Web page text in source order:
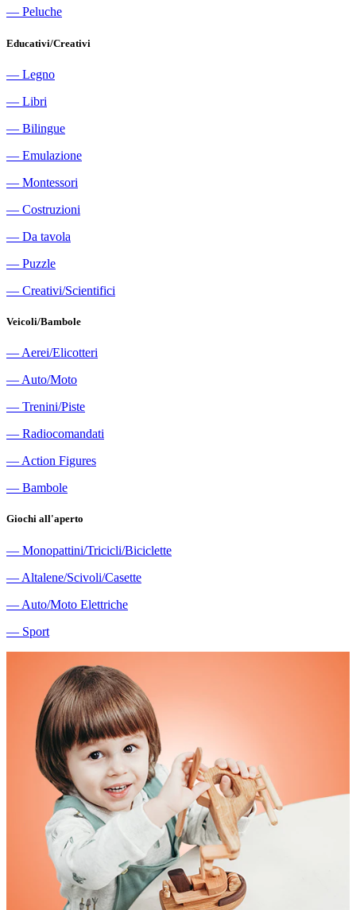
― Peluche
Educativi/Creativi
― Legno
― Libri
― Bilingue
― Emulazione
― Montessori
― Costruzioni
― Da tavola
― Puzzle
― Creativi/Scientifici
Veicoli/Bambole
― Aerei/Elicotteri
― Auto/Moto
― Trenini/Piste
― Radiocomandati
― Action Figures
― Bambole
Giochi all'aperto
― Monopattini/Tricicli/Biciclette
― Altalene/Scivoli/Casette
― Auto/Moto Elettriche
― Sport